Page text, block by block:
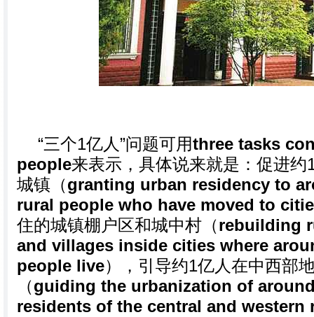
“三个1亿人”问题可用three tasks
people来表示，具体说来就是：促进
城镇（granting urban residency to
rural people who have moved to
住的城镇棚户区和城中村（rebuilding
and villages inside cities where
people live），引导约1亿人在中西部
（guiding the urbanization of
residents of the central and western